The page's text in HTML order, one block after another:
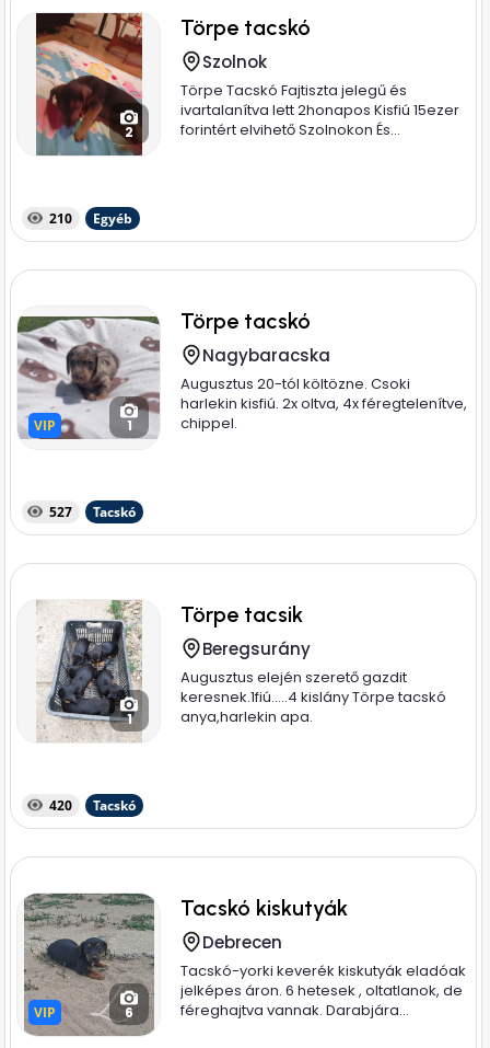
2
Törpe tacskó
Szolnok
Törpe Tacskó Fajtiszta jelegű és
ivartalanítva lett 2honapos Kisfiú 15ezer
forintért elvihető Szolnokon És...
210 Egyéb
VIP
VIP 1
Törpe tacskó
Nagybaracska
Augusztus 20-tól költözne. Csoki
harlekin kisfiú. 2x oltva, 4x féregtelenítve,
chippel.
527 Tacskó
1
Törpe tacsik
Beregsurány
Augusztus elején szerető gazdit
keresnek.1fiú.....4 kislány Törpe tacskó
anya,harlekin apa.
420 Tacskó
VIP
VIP 6
Tacskó kiskutyák
Debrecen
Tacskó-yorki keverék kiskutyák eladóak
jelképes áron. 6 hetesek , oltatlanok, de
féreghajtva vannak. Darabjára...